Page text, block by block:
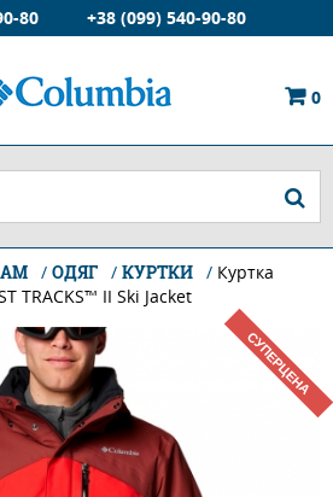
80 +38 (099) 540-90-80
0
ОДЯГ КУРТКИ
Куртка
TRACKS™ II Ski Jacket
СУПЕРЦЕНА